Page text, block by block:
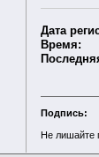
Дата
Время:
Подпись:
Не лишайте